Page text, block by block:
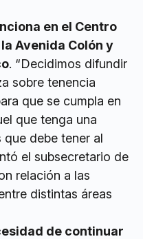
en el Centro
Avenida Colón y
. “Decidimos difundir
sobre tenencia
que se cumpla en
que tenga una
debe tener al
el subsecretario de
relación a las
distintas áreas
de continuar